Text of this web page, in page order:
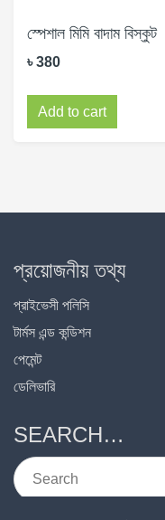
স্পেশাল মিমি বাদাম বিস্কুট
৳380
Add to cart
প্রয়োজনীয় তথ্য
প্রাইভেসী পলিসি
টার্মস এন্ড কন্ডিশন
পেমেন্ট
ডেলিভারি
SEARCH…